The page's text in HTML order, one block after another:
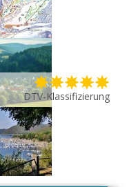
DTV-Klassifizierung